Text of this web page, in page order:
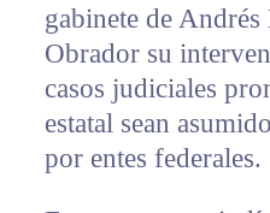
gabinete de
Obrador su
casos judiciales
estatal sean
por entes federales.